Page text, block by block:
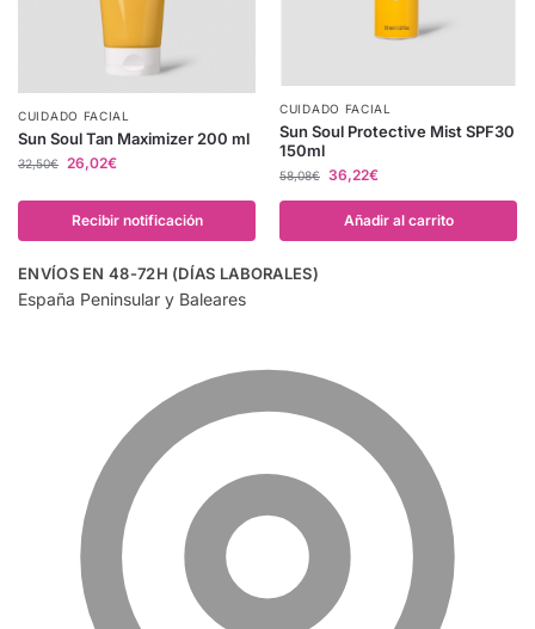
CUIDADO FACIAL
Sun Soul Tan Maximizer 200 ml
32,50€ 26,02€
Recibir notificación
CUIDADO FACIAL
Sun Soul Protective Mist SPF30
150ml
58,08€ 36,22€
Añadir al carrito
ENVÍOS EN 48-72H (DÍAS LABORALES)
España Peninsular y Baleares